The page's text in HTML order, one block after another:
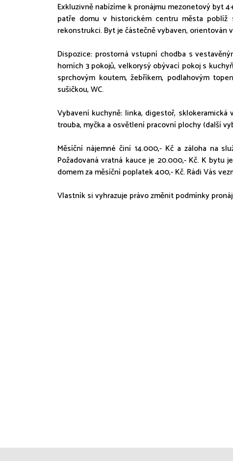
Exkluzivně nabízíme k pronájmu mezonetový byt
patře domu v historickém centru města
rekonstrukci. Byt je částečně vybaven, orientován
Dispozice: prostorná vstupní chodba s
horních 3 pokojů, velkorysý obývací pokoj s
sprchovým koutem, žebříkem, podlahovým
sušičkou, WC.
Vybavení kuchyně: linka, digestoř, sklokeramická
trouba, myčka a osvětlení pracovní plochy (další
Měsíční nájemné činí 14.000,- Kč a záloha na
Požadovaná vratná kauce je 20.000,- Kč. K bytu
domem za měsíční poplatek 400,- Kč. Rádi Vás
Vlastník si vyhrazuje právo změnit podmínky